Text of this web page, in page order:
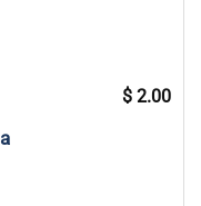
$ 2.00